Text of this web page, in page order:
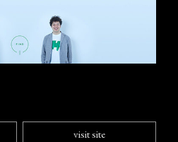
visit site